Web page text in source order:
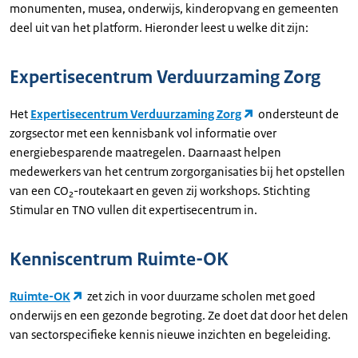
monumenten, musea, onderwijs, kinderopvang en gemeenten
deel uit van het platform. Hieronder leest u welke dit zijn:
Expertisecentrum Verduurzaming Zorg
Het Expertisecentrum Verduurzaming Zorg
ondersteunt de
zorgsector met een kennisbank vol informatie over
energiebesparende maatregelen. Daarnaast helpen
medewerkers van het centrum zorgorganisaties bij het opstellen
van een CO₂-routekaart en geven zij workshops. Stichting
Stimular en TNO vullen dit expertisecentrum in.
Kenniscentrum Ruimte-OK
Ruimte-OK
zet zich in voor duurzame scholen met goed
onderwijs en een gezonde begroting. Ze doet dat door het delen
van sectorspecifieke kennis nieuwe inzichten en begeleiding.